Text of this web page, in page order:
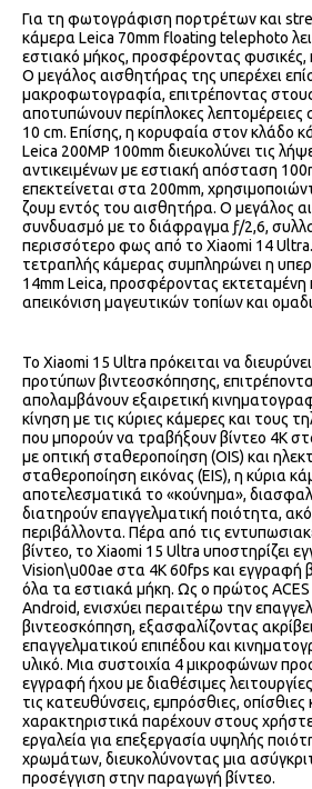
Για τη φωτογράφιση πορτρέτων και
κάμερα Leica 70mm floating telephoto
εστιακό μήκος, προσφέροντας φυσικές,
Ο μεγάλος αισθητήρας της υπερέχει
μακροφωτογραφία, επιτρέποντας
αποτυπώνουν περίπλοκες
10 cm. Επίσης, η κορυφαία στον κλάδο
Leica 200MP 100mm διευκολύνει τις
αντικειμένων με εστιακή απόσταση
επεκτείνεται στα 200mm,
ζουμ εντός του αισθητήρα. Ο μεγάλος
συνδυασμό με το διάφραγμα ƒ/2,6,
περισσότερο φως από το Xiaomi 14
τετραπλής κάμερας συμπληρώνει η
14mm Leica, προσφέροντας εκτεταμένη
απεικόνιση μαγευτικών τοπίων και
Το Xiaomi 15 Ultra πρόκειται να
προτύπων βιντεοσκόπησης,
απολαμβάνουν εξαιρετική
κίνηση με τις κύριες κάμερες και τους
που μπορούν να τραβήξουν βίντεο 4K
με οπτική σταθεροποίηση (OIS) και
σταθεροποίηση εικόνας (EIS), η κύρια
αποτελεσματικά το «κούνημα»,
διατηρούν επαγγελματική ποιότητα,
περιβάλλοντα. Πέρα από τις
βίντεο, το Xiaomi 15 Ultra υποστηρίζει
Vision\u00ae στα 4K 60fps και εγγραφή
όλα τα εστιακά μήκη. Ως ο πρώτος
Android, ενισχύει περαιτέρω την
βιντεοσκόπηση, εξασφαλίζοντας
επαγγελματικού επιπέδου και
υλικό. Μια συστοιχία 4 μικροφώνων
εγγραφή ήχου με διαθέσιμες
τις κατευθύνσεις, εμπρόσθιες,
χαρακτηριστικά παρέχουν στους
εργαλεία για επεξεργασία υψηλής
χρωμάτων, διευκολύνοντας μια
προσέγγιση στην παραγωγή βίντεο.